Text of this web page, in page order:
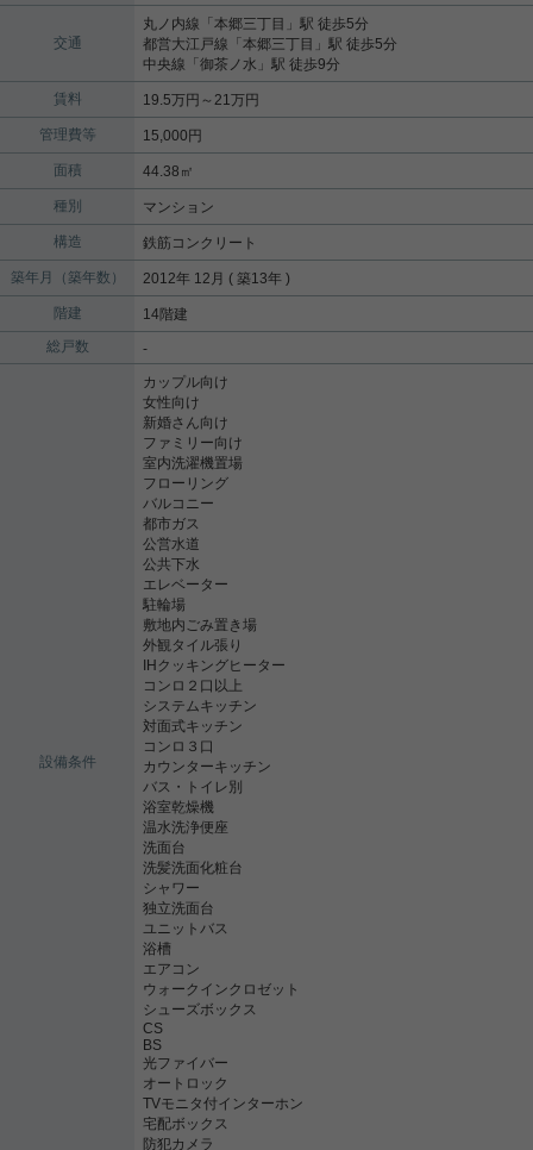
交通
丸ノ内線 「本郷三丁目 」駅 徒歩5分
都営大江戸線 「本郷三丁目 」駅 徒歩5分
中央線 「御茶ノ水 」駅 徒歩9分
賃料 19.5万円～21万円
管理費等 15,000円
面積 44.38㎡
種別 マンション
構造 鉄筋コンクリート
築年月（築年数） 2012年 12月 ( 築13年 )
階建
14階建
総戸数
-
設備条件
カップル向け
女性向け
新婚さん向け
ファミリー向け
室内洗濯機置場
フローリング
バルコニー
都市ガス
公営水道
公共下水
エレベーター
駐輪場
敷地内ごみ置き場
外観タイル張り
IHクッキングヒーター
コンロ２口以上
システムキッチン
対面式キッチン
コンロ３口
カウンターキッチン
バス・トイレ別
浴室乾燥機
温水洗浄便座
洗面台
洗髪洗面化粧台
シャワー
独立洗面台
ユニットバス
浴槽
エアコン
ウォークインクロゼット
シューズボックス
CS
BS
光ファイバー
オートロック
TVモニタ付インターホン
宅配ボックス
防犯カメラ